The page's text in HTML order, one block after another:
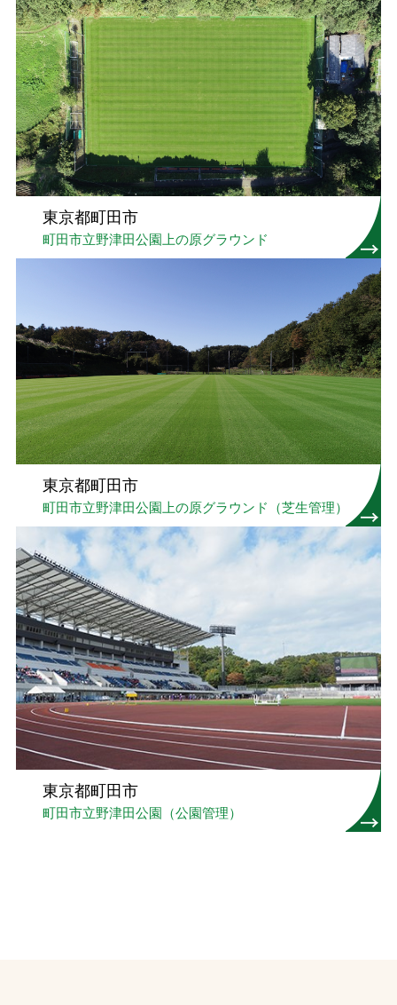
東京都町田市
町田市立野津田公園上の原グラウンド
東京都町田市
町田市立野津田公園上の原グラウンド（芝生管理）
東京都町田市
町田市立野津田公園（公園管理）